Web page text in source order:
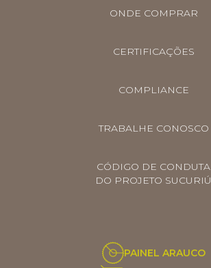
ONDE COMPRAR
CERTIFICAÇÕES
COMPLIANCE
TRABALHE CONOSCO
CÓDIGO DE CONDUTA
DO PROJETO SUCURIÚ
PAINEL ARAUCO